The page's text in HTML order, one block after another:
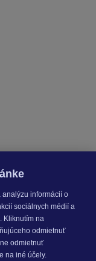
informácií o
sociálnych médií a
Kliknutím na
odmietnuť
odmietnuť
na iné účely.